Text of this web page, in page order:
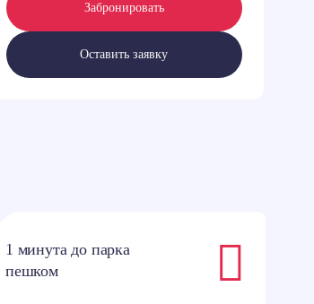
Забронировать
Оставить заявку
1 минута до парка
пешком